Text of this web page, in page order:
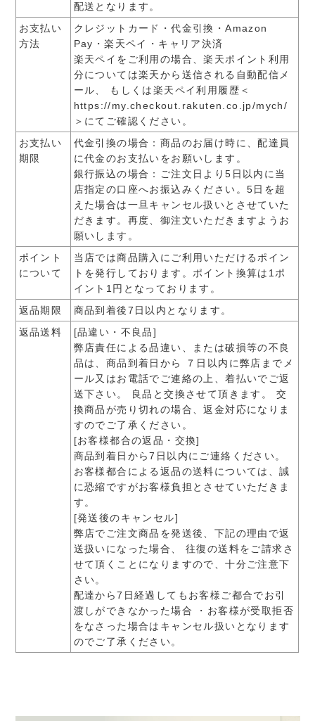
配送となります。
お支払い
方法
クレジットカード・代金引換・Amazon
Pay・楽天ペイ・キャリア決済
楽天ペイをご利用の場合、楽天ポイント利用
分については楽天から送信される自動配信メ
ール、 もしくは楽天ペイ利用履歴＜
https://my.checkout.rakuten.co.jp/mych/
＞にてご確認ください。
お支払い
期限
代金引換の場合：商品のお届け時に、配達員
に代金のお支払いをお願いします。
銀行振込の場合​：ご注文日より5日以内に当
店指定の口座へお振込みください。5日を超
えた場合は一旦キャンセル扱いとさせていた
だきます。再度、御注文いただきますようお
願いします。
ポイント
について
当店では商品購入にご利用いただけるポイン
トを発行しております。ポイント換算は1ポ
イント1円となっております。
返品期限
商品到着後7日以内となります。
返品送料
[品違い・不良品]
弊店責任による品違い、または破損等の不良
品は、商品到着日から ７日以内に弊店までメ
ール又はお電話でご連絡の上、着払いでご返
送下さい。 良品と交換させて頂きます。 交
換商品が売り切れの場合、返金対応になりま
すのでご了承ください。
[お客様都合の返品・交換]
商品到着日から7日以内にご連絡ください。
お客様都合による返品の送料については、誠
に恐縮ですがお客様負担とさせていただきま
す。
[発送後のキャンセル]
弊店でご注文商品を発送後、下記の理由で返
送扱いになった場合、 往復の送料をご請求さ
せて頂くことになりますので、十分ご注意下
さい。
配達から7日経過してもお客様ご都合でお引
渡しができなかった場合 ・お客様が受取拒否
をなさった場合はキャンセル扱いとなります
のでご了承ください。